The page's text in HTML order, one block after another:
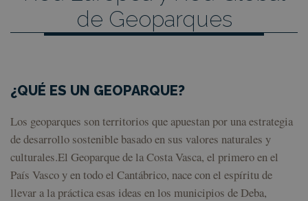
de Geoparques
¿QUÉ ES UN GEOPARQUE?
Los geoparques son territorios que apuestan por una estrategia
de desarrollo sostenible basado en sus valores naturales y
culturales.El Geoparque de la Costa Vasca, el primero en el
País Vasco y en todo el Cantábrico, nace con el espíritu de
llevar a la práctica esas ideas en los municipios de Deba,